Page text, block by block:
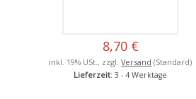
8,70 €
inkl. 19% USt., zzgl.Versand (Standard)
Lieferzeit: 3 - 4 Werktage